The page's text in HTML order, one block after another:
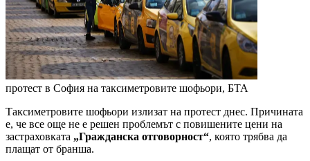
протест в София на таксиметровите шофьори, БТА
Таксиметровите шофьори излизат на протест днес. Причината
е, че все още не е решен проблемът с повишените цени на
застраховката „Гражданска отговорност“, която трябва да
плащат от бранша.